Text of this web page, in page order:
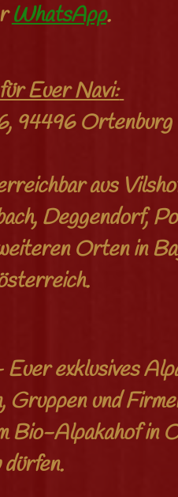
WhatsApp.
Euer Navi:
94496 Ortenburg
aus
Deggendorf,
Orten in
exklusives
Gruppen und
Bio-Alpakahof in
dürfen.